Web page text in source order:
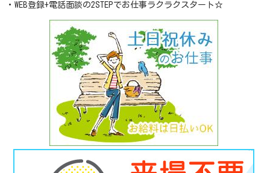
・WEB登録+電話面談の2STEPでお仕事ラクラクスタート☆